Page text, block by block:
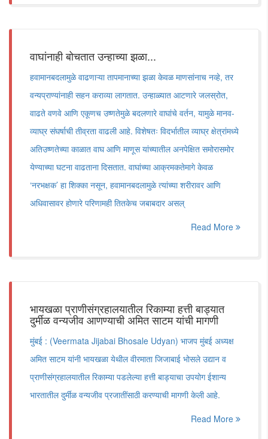
वाघांनाही बोचतात उन्हाच्या झळा...
हवामानबदलामुळे वाढणाऱ्या तापमानाच्या झळा केवळ माणसांनाच नव्हे, तर
वन्यप्राण्यांनाही सहन कराव्या लागतात. उन्हाळ्यात आटणारे जलस्रोत,
वाढते वणवे आणि एकूणच उष्णतेमुळे बदलणारे वाघांचे वर्तन, यामुळे मानव-
व्याघ्र संघर्षाची तीव्रता वाढली आहे. विशेषतः विदर्भातील व्याघ्र क्षेत्रांमध्ये
अतिउष्णतेच्या काळात वाघ आणि माणूस यांच्यातील अनपेक्षित समोरासमोर
येण्याच्या घटना वाढताना दिसतात. वाघांच्या आक्रमकतेमागे केवळ
‌‘नरभक्षक‌’ हा शिक्का नसून, हवामानबदलामुळे त्यांच्या शरीरावर आणि
अधिवासावर होणारे परिणामही तितकेच जबाबदार असल्
Read More
भायखळा प्राणीसंग्रहालयातील रिकाम्या हत्ती बाड्यात
दुर्मीळ वन्यजीव आणण्याची अमित साटम यांची मागणी
मुंबई : (Veermata Jijabai Bhosale Udyan) भाजप मुंबई अध्यक्ष
अमित साटम यांनी भायखळा येथील वीरमाता जिजाबाई भोसले उद्यान व
प्राणीसंग्रहालयातील रिकाम्या पडलेल्या हत्ती बाड्याचा उपयोग ईशान्य
भारतातील दुर्मीळ वन्यजीव प्रजातींसाठी करण्याची मागणी केली आहे.
Read More